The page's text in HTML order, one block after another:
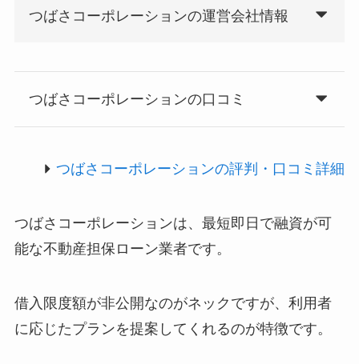
つばさコーポレーションの運営会社情報
つばさコーポレーションの口コミ
つばさコーポレーションの評判・口コミ詳細
つばさコーポレーションは、最短即日で融資が可
能な不動産担保ローン業者です。
借入限度額が非公開なのがネックですが、利用者
に応じたプランを提案してくれるのが特徴です。